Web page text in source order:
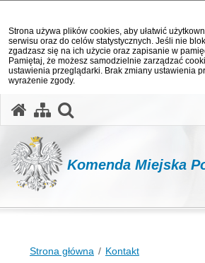
Strona używa plików cookies, aby ułatwić
serwisu oraz do celów statystycznych. Jeśli nie
zgadzasz się na ich użycie oraz zapisanie w
Pamiętaj, że możesz samodzielnie zarządzać
ustawienia przeglądarki. Brak zmiany ustawienia
wyrażenie zgody.
Komenda Miejska
Strona główna
Kontakt